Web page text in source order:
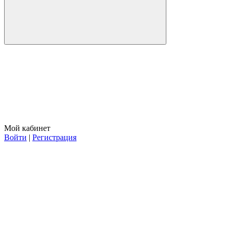
Мой кабинет
Войти | Регистрация